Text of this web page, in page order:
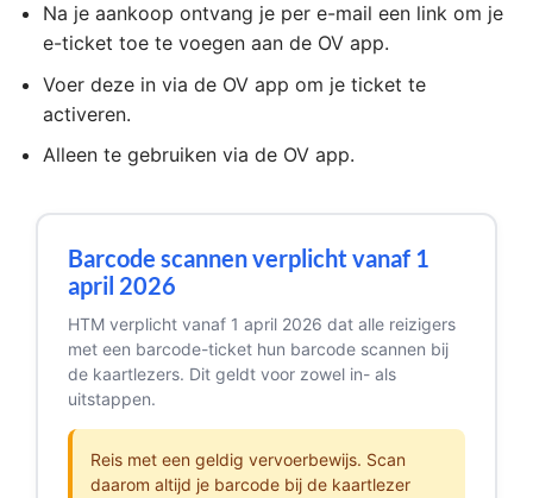
Na je aankoop ontvang je per e-mail een link om je
e-ticket toe te voegen aan de OV app.
Voer deze in via de OV app om je ticket te
activeren.
Alleen te gebruiken via de OV app.
Barcode scannen verplicht vanaf 1
april 2026
HTM verplicht vanaf 1 april 2026 dat alle reizigers
met een barcode-ticket hun barcode scannen bij
de kaartlezers. Dit geldt voor zowel in- als
uitstappen.
Reis met een geldig vervoerbewijs. Scan
daarom altijd je barcode bij de kaartlezer